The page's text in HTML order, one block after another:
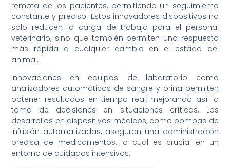
remota de los pacientes, permitiendo un seguimiento
constante y preciso. Estos innovadores dispositivos no
solo reducen la carga de trabajo para el personal
veterinario, sino que también permiten una respuesta
más rápida a cualquier cambio en el estado del
animal.
Innovaciones en equipos de laboratorio como
analizadores automáticos de sangre y orina permiten
obtener resultados en tiempo real, mejorando así la
toma de decisiones en situaciones críticas. Los
desarrollos en dispositivos médicos, como bombas de
infusión automatizadas, aseguran una administración
precisa de medicamentos, lo cual es crucial en un
entorno de cuidados intensivos.